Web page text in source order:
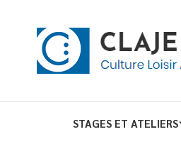
Claje
STAGES ET ATELIERS